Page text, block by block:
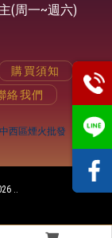
(周一~週六)
購買須知
絡我們
中西區煙火批發
..